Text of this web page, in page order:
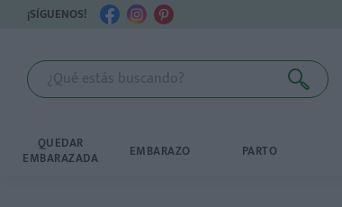
¡SÍGUENOS!
QUEDAR
EMBARAZADA EMBARAZO PARTO